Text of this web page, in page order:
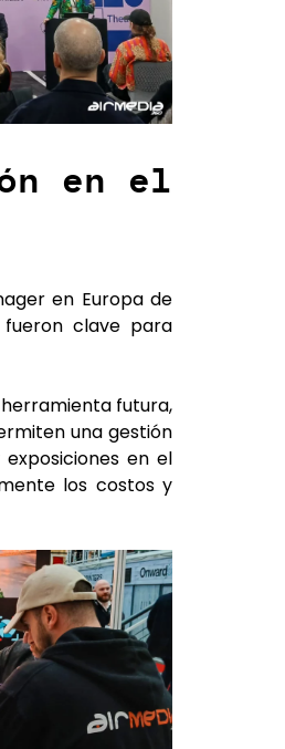
en el
en Europa de
clave para
futura,
una gestión
en el
los costos y